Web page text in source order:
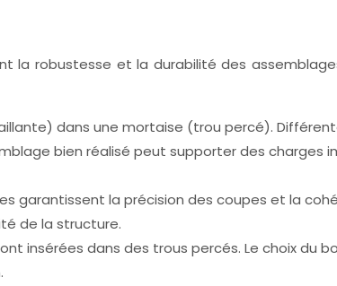
la robustesse et la durabilité des
dans une mortaise (trou percé).
bien réalisé peut supporter des charges
garantissent la précision des coupes et la
de la structure.
insérées dans des trous percés. Le choix du